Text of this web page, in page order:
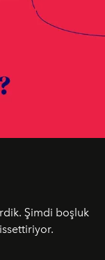
Şimdi boşluk